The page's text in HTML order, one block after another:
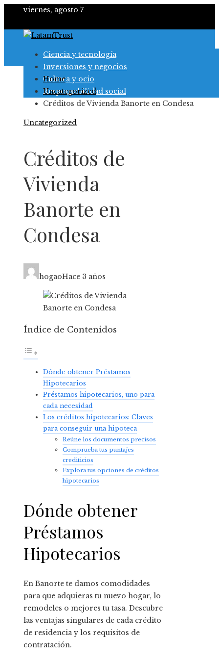
viernes, agosto 7
Ciencia y tecnología
Inversiones y negocios
Cultura y ocio
Responsabilidad social
Home
Uncategorized
Créditos de Vivienda Banorte en Condesa
Uncategorized
Créditos de
Vivienda
Banorte en
Condesa
hogaoHace 3 años
Índice de Contenidos
Dónde obtener Préstamos
Hipotecarios
Préstamos hipotecarios, uno para
cada necesidad
Los créditos hipotecarios: Claves
para conseguir una hipoteca
Reúne los documentos precisos
Comprueba tus puntajes
crediticios
Explora tus opciones de créditos
hipotecarios
Dónde obtener
Préstamos
Hipotecarios
En Banorte te damos comodidades
para que adquieras tu nuevo hogar, lo
remodeles o mejores tu tasa. Descubre
las ventajas singulares de cada crédito
de residencia y los requisitos de
contratación.